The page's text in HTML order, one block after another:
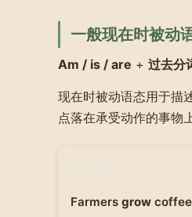
一般现在时被动
Am / is / are + 过去分
现在时被动语态用于描
点落在承受动作的事物上
Farmers grow